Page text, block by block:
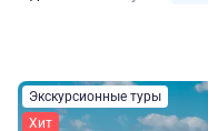
Экскурсионные туры
Хит